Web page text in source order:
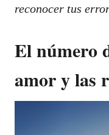
reconocer tus
El número
amor y las